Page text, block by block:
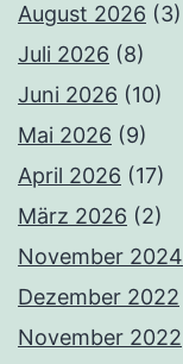
August 2026 (3)
Juli 2026 (8)
Juni 2026 (10)
Mai 2026 (9)
April 2026 (17)
März 2026 (2)
November 2024
Dezember 2022
November 2022